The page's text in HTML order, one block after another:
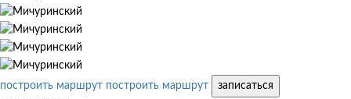
построить маршрут построить маршрут
записаться